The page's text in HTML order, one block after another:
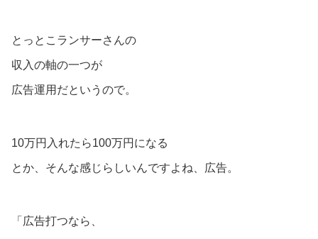
とっとこランサーさんの
収入の軸の一つが
広告運用だというので。
10万円入れたら100万円になる
とか、そんな感じらしいんですよね、広告。
「広告打つなら、